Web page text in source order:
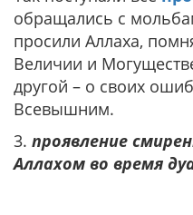
обращались с
просили Аллаха,
Величии и
другой – о своих
Всевышним.
3. проявление
Аллахом во время